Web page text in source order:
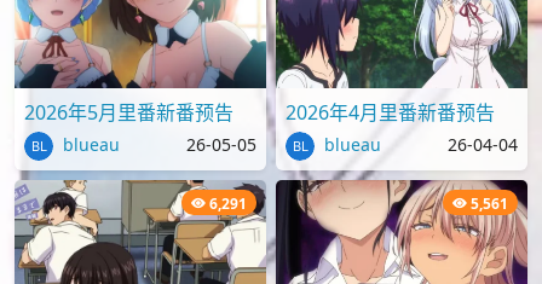
2026年5月里番新番预告
blueau 26-05-05
2026年4月里番新番预告
blueau 26-04-04
6,291 5,561